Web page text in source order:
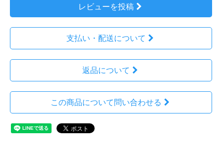
レビューを投稿
支払い・配送について
返品について
この商品について問い合わせる